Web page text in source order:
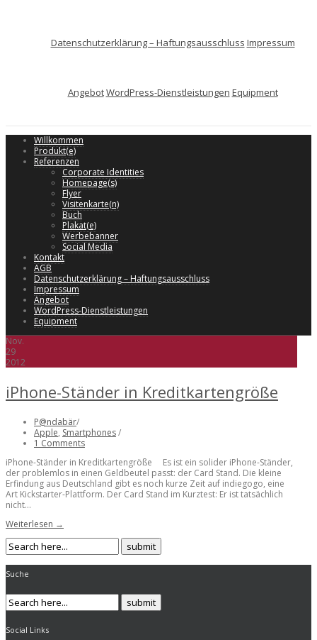
Datenschutzerklärung – Haftungsausschluss Impressum
AngebotWordPress-Dienstleistungen Equipment
Willkommen
Produkt(e)
Referenzen
Corporate Identities
Homepage(s)
Flyer
Visitenkarte(n)
Buch
Plakat(e)
Werbebanner
Social Media
Kontakt
AGB
Datenschutzerklärung – Haftungsausschluss
Impressum
Angebot
WordPress-Dienstleistungen
Equipment
Nov.
29
2012
iPhone-Ständer in Kreditkartengröße
P@ndabär/
Apple, Smartphones/
1 Comments
iPhone-Ständer in Kreditkartengröße Es ist ein solider iPhone-Ständer,
der problemlos in einen Geldbeutel passt: der Card Stand. Die kleine
Erfindung aus Deutschland gibt es noch kurze Zeit auf indiegogo, eine
Art Kickstarter-Plattform. Der Card Stand im Kurztest: Er ist tatsächlich
nicht...
Weiterlesen →
Suche
Social Links